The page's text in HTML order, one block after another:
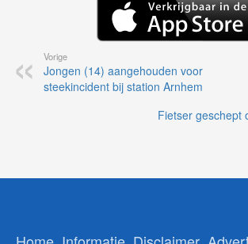
Vorige
Jongen (14) aangehouden voor
steekincident bij station Arnhem
Fietser geschept